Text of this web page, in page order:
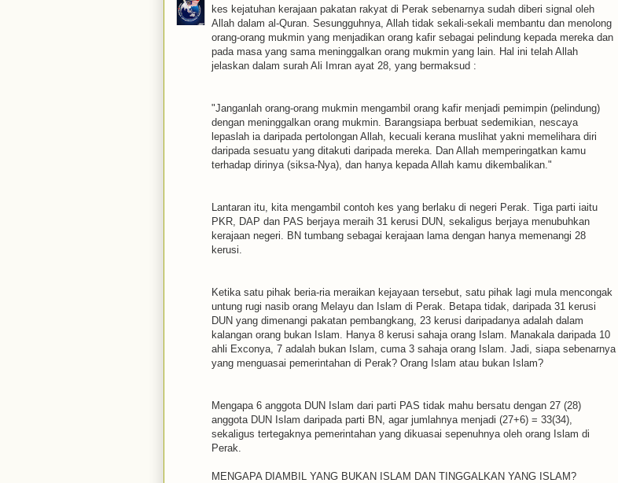
kes kejatuhan kerajaan pakatan rakyat di Perak sebenarnya sudah diberi signal oleh
Allah dalam al-Quran. Sesungguhnya, Allah tidak sekali-sekali membantu dan menolong
orang-orang mukmin yang menjadikan orang kafir sebagai pelindung kepada mereka dan
pada masa yang sama meninggalkan orang mukmin yang lain. Hal ini telah Allah
jelaskan dalam surah Ali Imran ayat 28, yang bermaksud :
"Janganlah orang-orang mukmin mengambil orang kafir menjadi pemimpin (pelindung)
dengan meninggalkan orang mukmin. Barangsiapa berbuat sedemikian, nescaya
lepaslah ia daripada pertolongan Allah, kecuali kerana muslihat yakni memelihara diri
daripada sesuatu yang ditakuti daripada mereka. Dan Allah memperingatkan kamu
terhadap dirinya (siksa-Nya), dan hanya kepada Allah kamu dikembalikan."
Lantaran itu, kita mengambil contoh kes yang berlaku di negeri Perak. Tiga parti iaitu
PKR, DAP dan PAS berjaya meraih 31 kerusi DUN, sekaligus berjaya menubuhkan
kerajaan negeri. BN tumbang sebagai kerajaan lama dengan hanya memenangi 28
kerusi.
Ketika satu pihak beria-ria meraikan kejayaan tersebut, satu pihak lagi mula mencongak
untung rugi nasib orang Melayu dan Islam di Perak. Betapa tidak, daripada 31 kerusi
DUN yang dimenangi pakatan pembangkang, 23 kerusi daripadanya adalah dalam
kalangan orang bukan Islam. Hanya 8 kerusi sahaja orang Islam. Manakala daripada 10
ahli Exconya, 7 adalah bukan Islam, cuma 3 sahaja orang Islam. Jadi, siapa sebenarnya
yang menguasai pemerintahan di Perak? Orang Islam atau bukan Islam?
Mengapa 6 anggota DUN Islam dari parti PAS tidak mahu bersatu dengan 27 (28)
anggota DUN Islam daripada parti BN, agar jumlahnya menjadi (27+6) = 33(34),
sekaligus tertegaknya pemerintahan yang dikuasai sepenuhnya oleh orang Islam di
Perak.
MENGAPA DIAMBIL YANG BUKAN ISLAM DAN TINGGALKAN YANG ISLAM?